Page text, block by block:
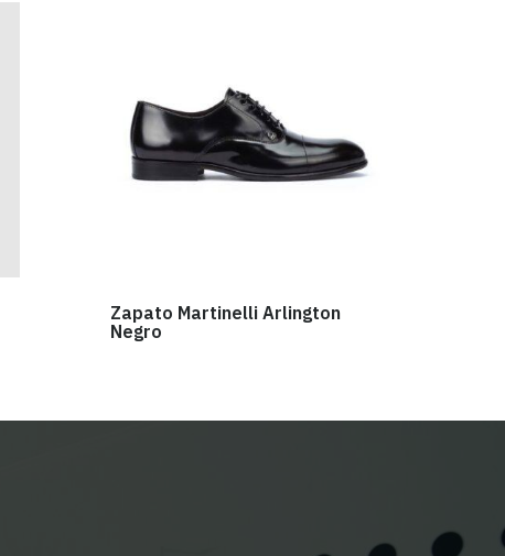
Zapato Martinelli Arlington
Negro